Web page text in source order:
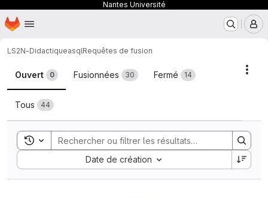
Nantes Université
Passer au contenu principal
Page d'accueil
LS2N-DidactiqueasqlRequêtes de fusion
Requêtes de fusion
Ouvert 0 Fusionnées 30 Fermé 14
Tous 44
Toggle search history
Date de création
Sort by: